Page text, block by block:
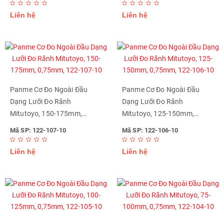
Liên hệ Liên hệ
Panme Cơ Đo Ngoài Đầu
Dạng Lưỡi Đo Rãnh
Mitutoyo, 150-175mm,
0,75mm, 122-107-10
Mã SP: 122-107-10
Liên hệ
Panme Cơ Đo Ngoài Đầu
Dạng Lưỡi Đo Rãnh
Mitutoyo, 125-150mm,
0,75mm, 122-106-10
Mã SP: 122-106-10
Liên hệ